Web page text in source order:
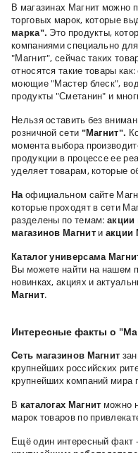
В магазинах Магнит можно
торговых марок, которые
марка". Это продукты,
компаниями специально
"Магнит", сейчас таких
относятся такие товары
моющие "Мастер блеск",
продукты "Сметанин" и
Нельзя оставить без
розничной сети "Магнит".
момента выбора
продукции в процессе ее
уделяет товарам, которые
Наофициальном сайте
которые проходят в сети
разделены по темам: акции
магазинов Магнити акции
Каталог универсама
Вы можете найти на нашем
новинках, акциях и
Магнит.
Интересные факты о
Сеть магазинов Магнит
крупнейших российских
крупнейших компаний мира
В каталогах Магнит можно
марок товаров по
Ещё один интересный факт